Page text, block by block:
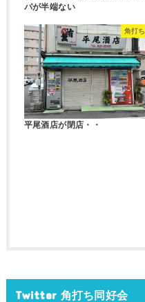
パが半端ない
角打ち
平尾酒店が閉店・・
Twitter 角打ち同好会